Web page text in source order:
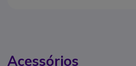
Acessórios